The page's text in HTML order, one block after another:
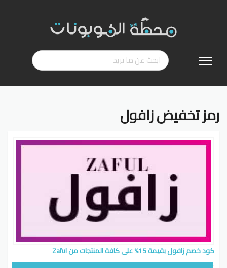
إلى
رمز تخفيض زافول
كود خصم زافول بقيمة 15% على كافة المنتجات من Zaful